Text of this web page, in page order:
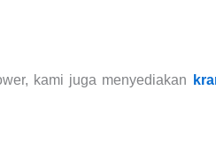
kami juga menyediakan